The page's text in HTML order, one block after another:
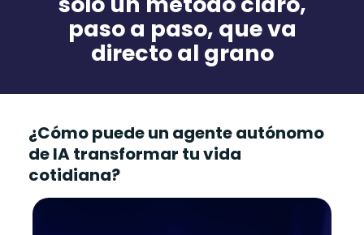
paso a paso, que va
directo al grano
¿Cómo puede un agente autónomo
de IA transformar tu vida
cotidiana?